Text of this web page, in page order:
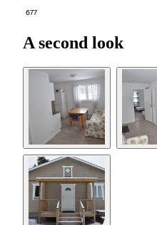
677
A second look